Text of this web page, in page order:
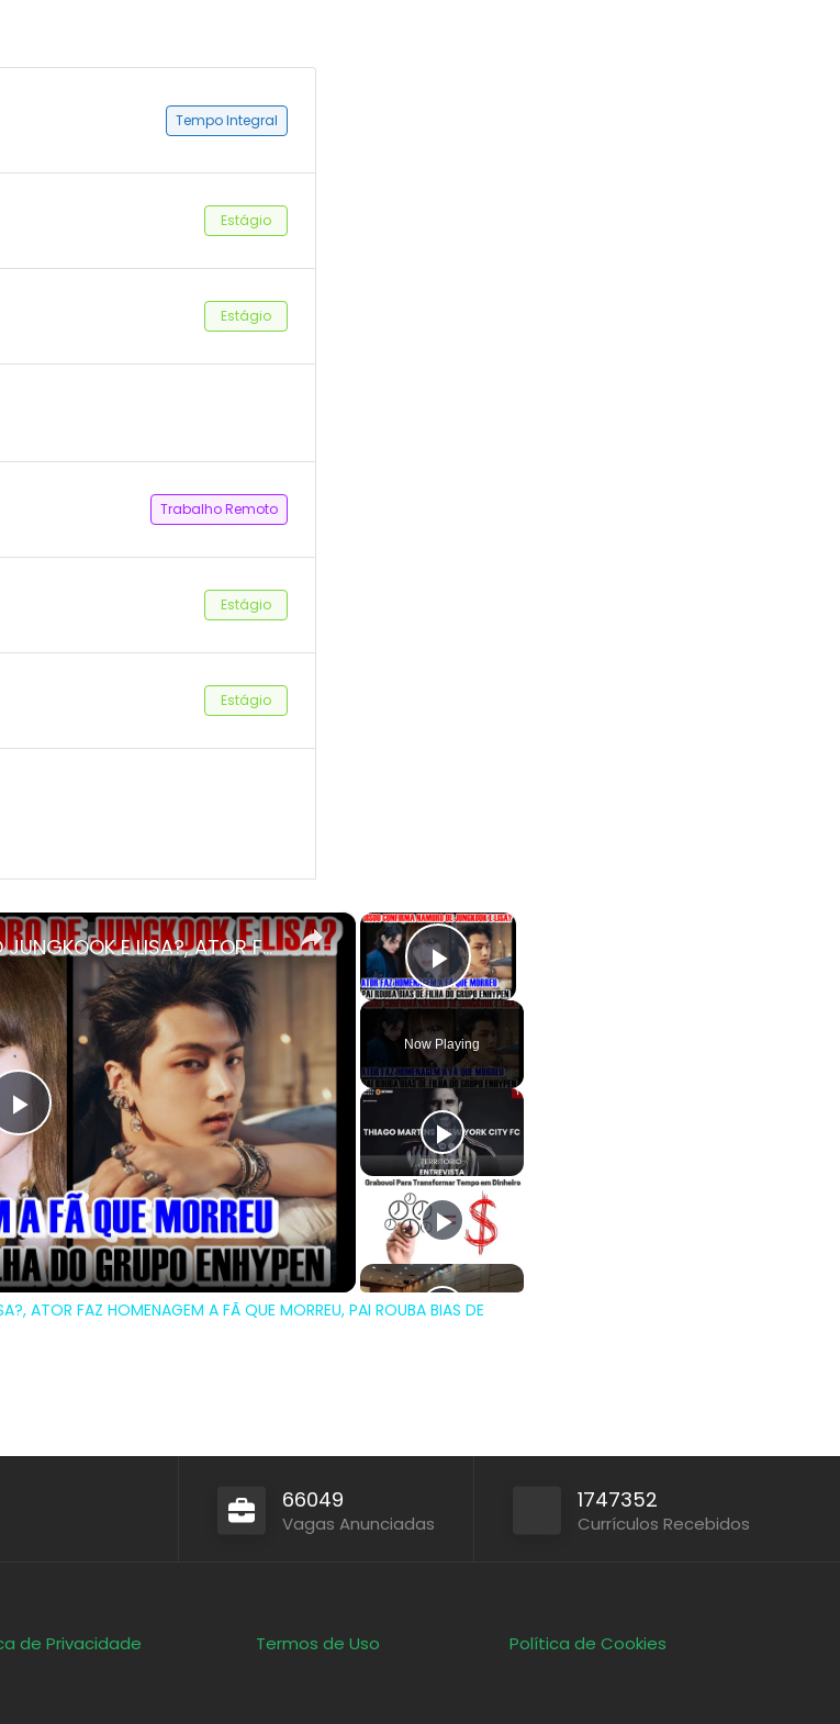
Tempo Integral
Estágio
Estágio
Trabalho Remoto
Estágio
Estágio
×
Play Video
Now Playing
×
Play
Video
JISOO CONFIRMA NAMORO JUNGKOOK E LISA?, ATOR FAZ HOMENAGEM A FÃ QUE MORREU, PAI ROUBA BIAS DE FILHA
ATOR FAZ HOMENAGEM A FÃ QUE MORREU, PAI ROUBA BIAS DE
66049
Vagas Anunciadas
1747352
Currículos Recebidos
de Privacidade Termos de Uso Política de Cookies